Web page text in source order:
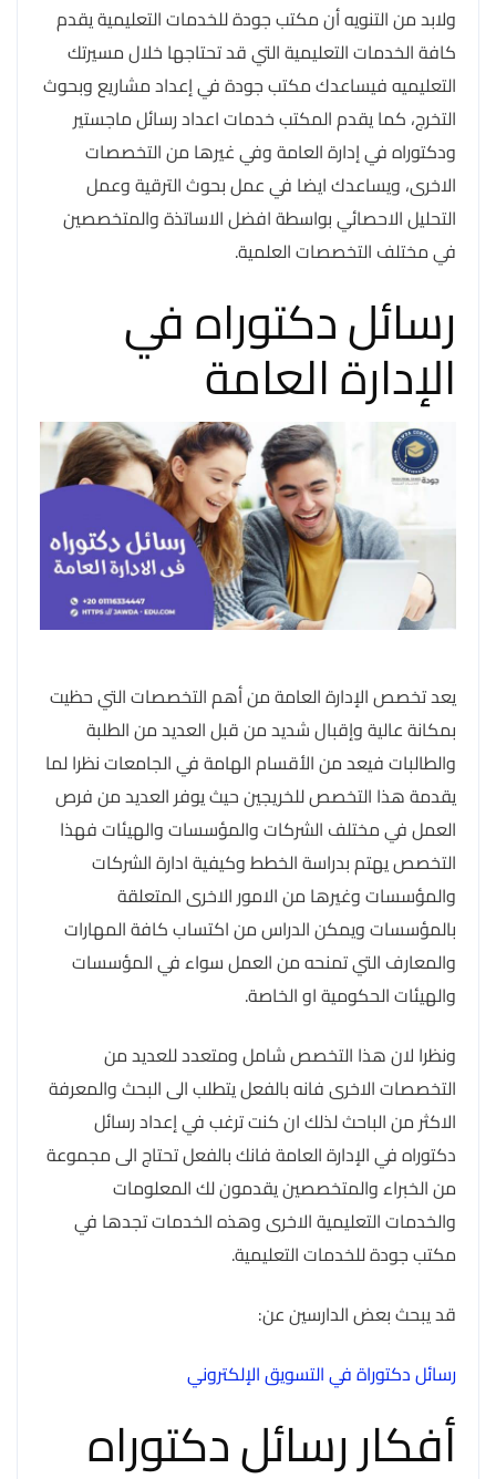
ولابد من التنويه أن مكتب جودة للخدمات التعليمية يقدم
كافة الخدمات التعليمية التي قد تحتاجها خلال مسيرتك
التعليميه فيساعدك مكتب جودة في إعداد مشاريع وبحوث
التخرج، كما يقدم المكتب خدمات اعداد رسائل ماجستير
ودكتوراه في إدارة العامة وفي غيرها من التخصصات
الاخرى، ويساعدك ايضا في عمل بحوث الترقية وعمل
التحليل الاحصائي بواسطة افضل الاساتذة والمتخصصين
في مختلف التخصصات العلمية.
رسائل دكتوراه في
الإدارة العامة
يعد تخصص الإدارة العامة من أهم التخصصات التي حظيت
بمكانة عالية وإقبال شديد من قبل العديد من الطلبة
والطالبات فيعد من الأقسام الهامة في الجامعات نظرا لما
يقدمة هذا التخصص للخريجين حيث يوفر العديد من فرص
العمل في مختلف الشركات والمؤسسات والهيئات فهذا
التخصص يهتم بدراسة الخطط وكيفية ادارة الشركات
والمؤسسات وغيرها من الامور الاخرى المتعلقة
بالمؤسسات ويمكن الدراس من اكتساب كافة المهارات
والمعارف التي تمنحه من العمل سواء في المؤسسات
والهيئات الحكومية او الخاصة.
ونظرا لان هذا التخصص شامل ومتعدد للعديد من
التخصصات الاخرى فانه بالفعل يتطلب الى البحث والمعرفة
الاكثر من الباحث لذلك ان كنت ترغب في إعداد رسائل
دكتوراه في الإدارة العامة فانك بالفعل تحتاج الى مجموعة
من الخبراء والمتخصصين يقدمون لك المعلومات
والخدمات التعليمية الاخرى وهذه الخدمات تجدها في
مكتب جودة للخدمات التعليمية.
قد يبحث بعض الدارسين عن:
رسائل دكتوراة في التسويق الإلكتروني
أفكار رسائل دكتوراه